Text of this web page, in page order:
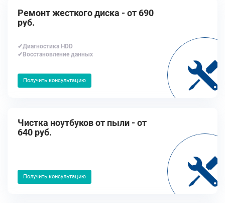
Ремонт жесткого диска - от 690
руб.
✔Диагностика HDD
✔Восстановление данных
Получить консультацию
Чистка ноутбуков от пыли - от
640 руб.
Получить консультацию